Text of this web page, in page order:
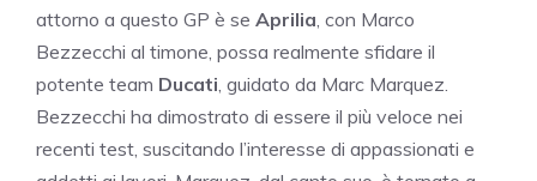
attorno a questo GP è se Aprilia , con Marco
Bezzecchi al timone, possa realmente sfidare il
potente team Ducati , guidato da Marc Marquez.
Bezzecchi ha dimostrato di essere il più veloce nei
recenti test, suscitando l’interesse di appassionati e